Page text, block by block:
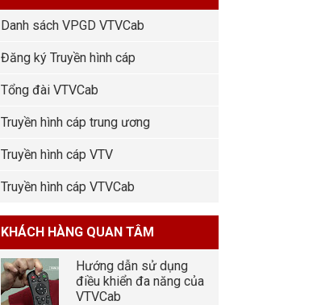
Danh sách VPGD VTVCab
Đăng ký Truyền hình cáp
Tổng đài VTVCab
Truyền hình cáp trung ương
Truyền hình cáp VTV
Truyền hình cáp VTVCab
KHÁCH HÀNG QUAN TÂM
Hướng dẫn sử dụng
điều khiển đa năng của
VTVCab